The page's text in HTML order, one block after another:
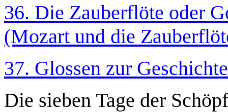
36. Die Zauberflöte oder
(Mozart und die
37. Glossen zur Geschichte
Die sieben Tage der